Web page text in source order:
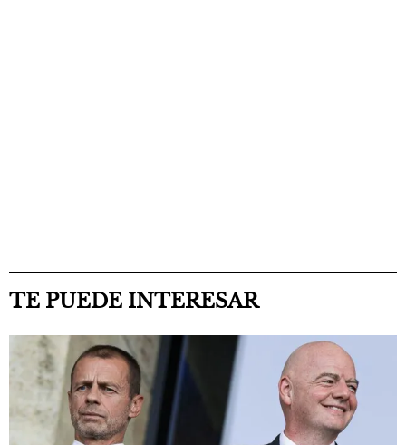
TE PUEDE INTERESAR